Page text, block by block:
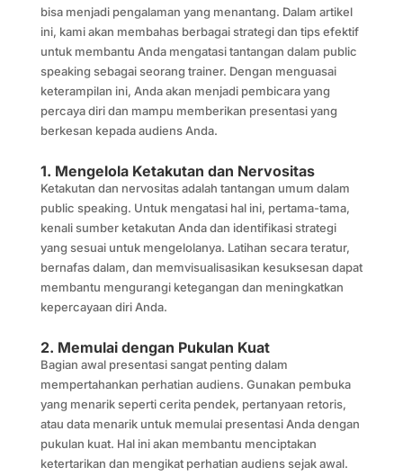
bisa menjadi pengalaman yang menantang. Dalam artikel
ini, kami akan membahas berbagai strategi dan tips efektif
untuk membantu Anda mengatasi tantangan dalam public
speaking sebagai seorang trainer. Dengan menguasai
keterampilan ini, Anda akan menjadi pembicara yang
percaya diri dan mampu memberikan presentasi yang
berkesan kepada audiens Anda.
1. Mengelola Ketakutan dan Nervositas
Ketakutan dan nervositas adalah tantangan umum dalam
public speaking. Untuk mengatasi hal ini, pertama-tama,
kenali sumber ketakutan Anda dan identifikasi strategi
yang sesuai untuk mengelolanya. Latihan secara teratur,
bernafas dalam, dan memvisualisasikan kesuksesan dapat
membantu mengurangi ketegangan dan meningkatkan
kepercayaan diri Anda.
2. Memulai dengan Pukulan Kuat
Bagian awal presentasi sangat penting dalam
mempertahankan perhatian audiens. Gunakan pembuka
yang menarik seperti cerita pendek, pertanyaan retoris,
atau data menarik untuk memulai presentasi Anda dengan
pukulan kuat. Hal ini akan membantu menciptakan
ketertarikan dan mengikat perhatian audiens sejak awal.